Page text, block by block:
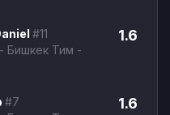
#11
Бишкек Тим -
1.6
#7
1.6